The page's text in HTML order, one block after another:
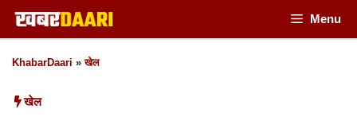
Skip
to
content
Menu
KhabarDaari »खेल
खेल